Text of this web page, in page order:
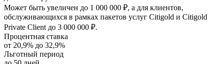
Может быть увеличен до 1 000 000 ₽, а для клиентов,
обслуживающихся в рамках пакетов услуг Citigold и Citigold
Private Client до 3 000 000 ₽.
Процентная ставка
от 20,9% до 32,9%
Льготный период